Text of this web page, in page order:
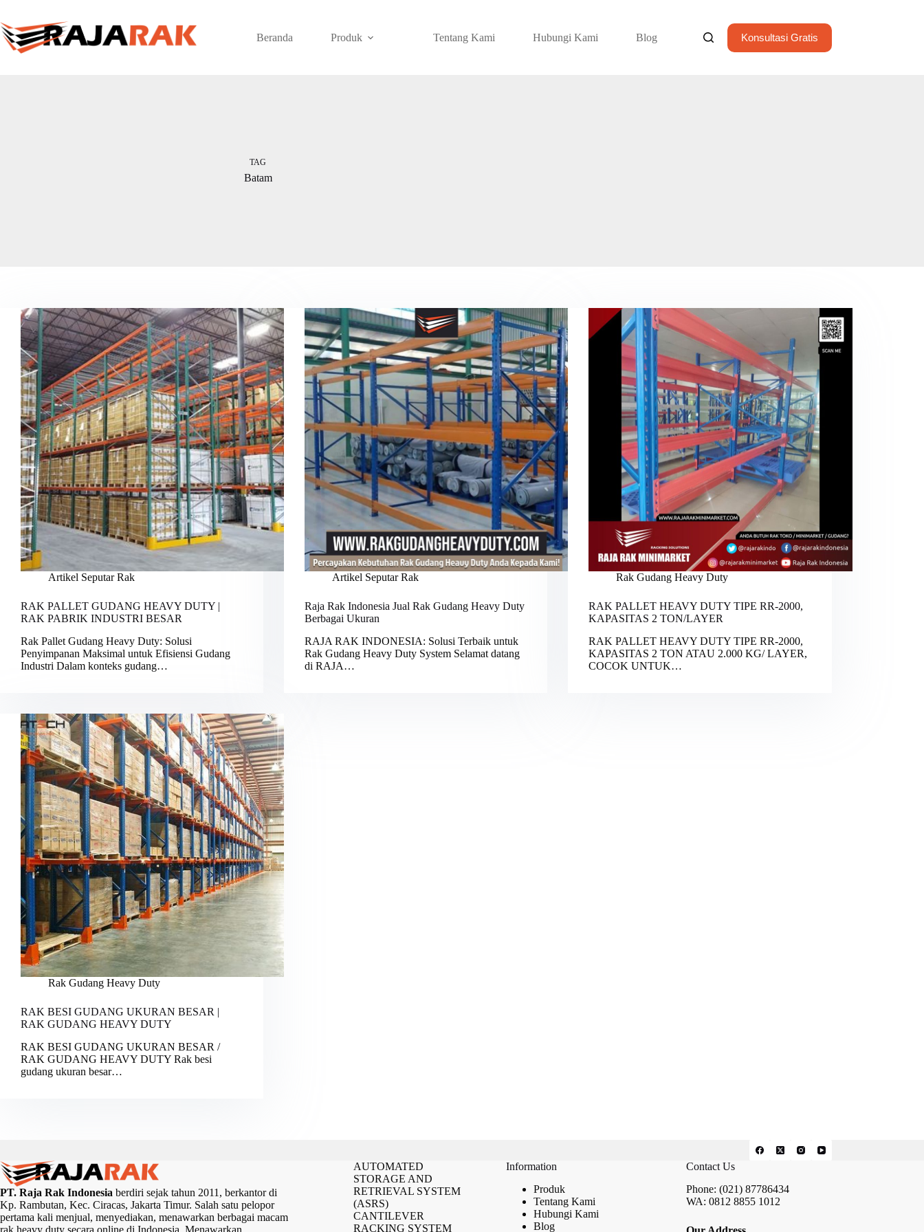
content
Beranda Produk Tentang Kami Hubungi Kami Blog Konsultasi Gratis
TAG
Batam
Artikel Seputar Rak
RAK PALLET GUDANG HEAVY DUTY |
RAK PABRIK INDUSTRI BESAR
Rak Pallet Gudang Heavy Duty: Solusi
Penyimpanan Maksimal untuk Efisiensi Gudang
Industri Dalam konteks gudang…
Artikel Seputar Rak
Raja Rak Indonesia Jual Rak Gudang Heavy Duty
Berbagai Ukuran
RAJA RAK INDONESIA: Solusi Terbaik untuk
Rak Gudang Heavy Duty System Selamat datang
di RAJA…
Rak Gudang Heavy Duty
RAK PALLET HEAVY DUTY TIPE RR-2000,
KAPASITAS 2 TON/LAYER
RAK PALLET HEAVY DUTY TIPE RR-2000,
KAPASITAS 2 TON ATAU 2.000 KG/ LAYER,
COCOK UNTUK…
Rak Gudang Heavy Duty
RAK BESI GUDANG UKURAN BESAR |
RAK GUDANG HEAVY DUTY
RAK BESI GUDANG UKURAN BESAR /
RAK GUDANG HEAVY DUTY Rak besi
gudang ukuran besar…
PT. Raja Rak Indonesia berdiri sejak tahun 2011, berkantor di
Kp. Rambutan, Kec. Ciracas, Jakarta Timur. Salah satu pelopor
pertama kali menjual, menyediakan, menawarkan berbagai macam
rak heavy duty secara online di Indonesia. Menawarkan
AUTOMATED
STORAGE AND
RETRIEVAL SYSTEM
(ASRS)
CANTILEVER
RACKING SYSTEM
Information
Produk
Tentang Kami
Hubungi Kami
Blog
Contact Us
Phone: (021) 87786434
WA: 0812 8855 1012